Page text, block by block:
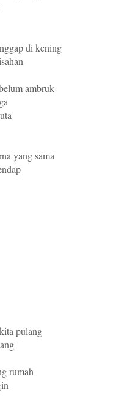
di kening
ambruk
yang sama
pulang
rumah